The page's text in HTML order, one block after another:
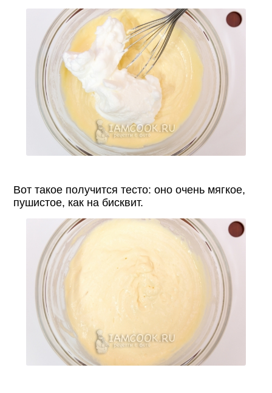
Вот такое получится тесто: оно очень мягкое,
пушистое, как на бисквит.